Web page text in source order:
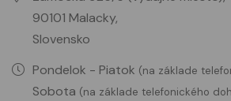
90101 Malacky,
Slovensko
Pondelok - Piatok (na základe
Sobota (na základe telefonického